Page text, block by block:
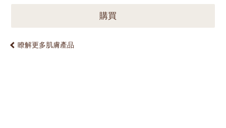
購買
瞭解更多肌膚產品